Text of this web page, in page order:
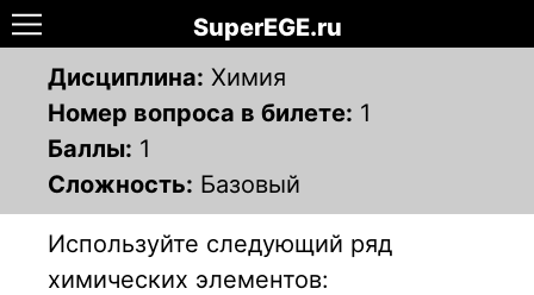
SuperEGE.ru
Дисциплина: Химия
Номер вопроса в билете: 1
Баллы: 1
Сложность: Базовый
Используйте следующий ряд
химических элементов: